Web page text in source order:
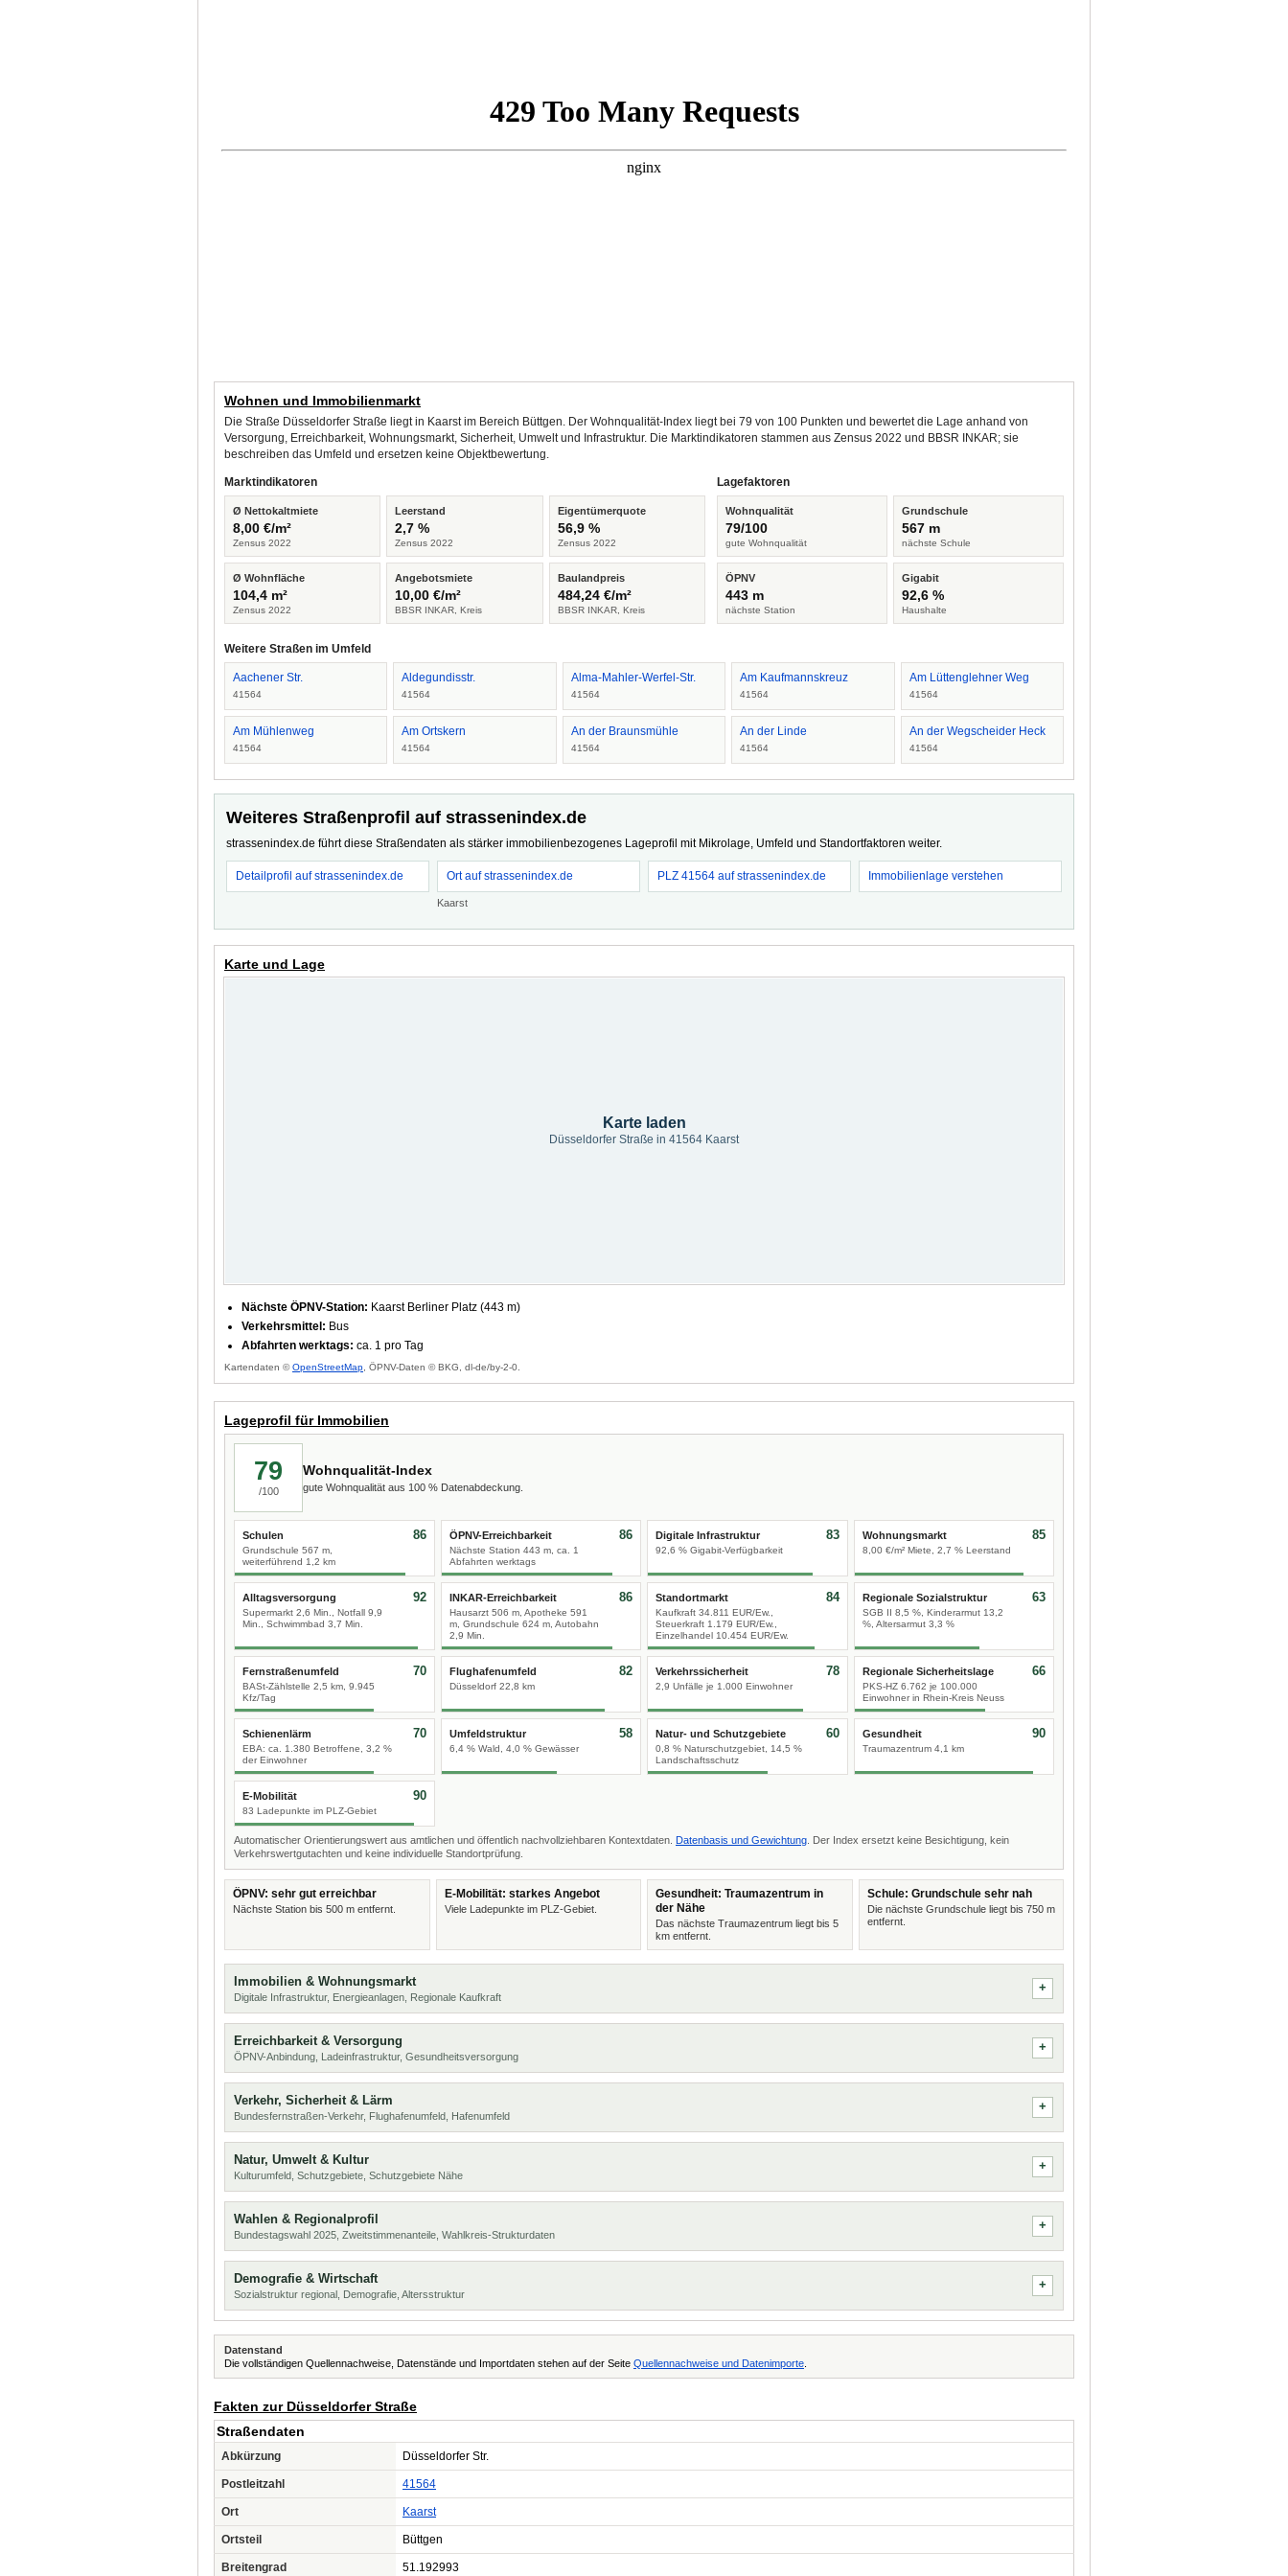
Wohnen und Immobilienmarkt
Die Straße Düsseldorfer Straße liegt in Kaarst im Bereich Büttgen. Der Wohnqualität-Index liegt bei 79 von 100 Punkten und bewertet die Lage anhand von
Versorgung, Erreichbarkeit, Wohnungsmarkt, Sicherheit, Umwelt und Infrastruktur. Die Marktindikatoren stammen aus Zensus 2022 und BBSR INKAR; sie
beschreiben das Umfeld und ersetzen keine Objektbewertung.
Marktindikatoren
Ø Nettokaltmiete
8,00 €/m²
Zensus 2022
Leerstand
2,7 %
Zensus 2022
Eigentümerquote
56,9 %
Zensus 2022
Ø Wohnfläche
104,4 m²
Zensus 2022
Angebotsmiete
10,00 €/m²
BBSR INKAR, Kreis
Baulandpreis
484,24 €/m²
BBSR INKAR, Kreis
Lagefaktoren
Wohnqualität
79/100
gute Wohnqualität
Grundschule
567 m
nächste Schule
ÖPNV
443 m
nächste Station
Gigabit
92,6 %
Haushalte
Weitere Straßen im Umfeld
Aachener Str.
41564
Aldegundisstr.
41564
Alma-Mahler-Werfel-Str.
41564
Am Kaufmannskreuz
41564
Am Lüttenglehner Weg
41564
Am Mühlenweg
41564
Am Ortskern
41564
An der Braunsmühle
41564
An der Linde
41564
An der Wegscheider Heck
41564
Weiteres Straßenprofil auf strassenindex.de
strassenindex.de führt diese Straßendaten als stärker immobilienbezogenes Lageprofil mit Mikrolage, Umfeld und Standortfaktoren weiter.
Detailprofil auf strassenindex.de Ort auf strassenindex.de
Kaarst
PLZ 41564 auf strassenindex.de Immobilienlage verstehen
Karte und Lage
Karte laden
Düsseldorfer Straße in 41564 Kaarst
Nächste ÖPNV-Station: Kaarst Berliner Platz (443 m)
Verkehrsmittel: Bus
Abfahrten werktags: ca. 1 pro Tag
Kartendaten ©OpenStreetMap , ÖPNV-Daten © BKG, dl-de/by-2-0.
Lageprofil für Immobilien
79
/100
Wohnqualität-Index
gute Wohnqualität aus 100 % Datenabdeckung.
Schulen
Grundschule 567 m,
weiterführend 1,2 km
86 ÖPNV-Erreichbarkeit
Nächste Station 443 m, ca. 1
Abfahrten werktags
86 Digitale Infrastruktur
92,6 % Gigabit-Verfügbarkeit
83 Wohnungsmarkt
8,00 €/m² Miete, 2,7 % Leerstand
85
Alltagsversorgung
Supermarkt 2,6 Min., Notfall 9,9
Min., Schwimmbad 3,7 Min.
92 INKAR-Erreichbarkeit
Hausarzt 506 m, Apotheke 591
m, Grundschule 624 m, Autobahn
2,9 Min.
86 Standortmarkt
Kaufkraft 34.811 EUR/Ew.,
Steuerkraft 1.179 EUR/Ew.,
Einzelhandel 10.454 EUR/Ew.
84 Regionale Sozialstruktur
SGB II 8,5 %, Kinderarmut 13,2
%, Altersarmut 3,3 %
63
Fernstraßenumfeld
BASt-Zählstelle 2,5 km, 9.945
Kfz/Tag
70 Flughafenumfeld
Düsseldorf 22,8 km
82 Verkehrssicherheit
2,9 Unfälle je 1.000 Einwohner
78 Regionale Sicherheitslage
PKS-HZ 6.762 je 100.000
Einwohner in Rhein-Kreis Neuss
66
Schienenlärm
EBA: ca. 1.380 Betroffene, 3,2 %
der Einwohner
70 Umfeldstruktur
6,4 % Wald, 4,0 % Gewässer
58 Natur- und Schutzgebiete
0,8 % Naturschutzgebiet, 14,5 %
Landschaftsschutz
60 Gesundheit
Traumazentrum 4,1 km
90
E-Mobilität
83 Ladepunkte im PLZ-Gebiet
90
Automatischer Orientierungswert aus amtlichen und öffentlich nachvollziehbaren Kontextdaten. Datenbasis und Gewichtung . Der Index ersetzt keine Besichtigung, kein
Verkehrswertgutachten und keine individuelle Standortprüfung.
ÖPNV: sehr gut erreichbar
Nächste Station bis 500 m entfernt.
E-Mobilität: starkes Angebot
Viele Ladepunkte im PLZ-Gebiet.
Gesundheit: Traumazentrum in
der Nähe
Das nächste Traumazentrum liegt bis 5
km entfernt.
Schule: Grundschule sehr nah
Die nächste Grundschule liegt bis 750 m
entfernt.
Immobilien & Wohnungsmarkt
Digitale Infrastruktur, Energieanlagen, Regionale Kaufkraft
Erreichbarkeit & Versorgung
ÖPNV-Anbindung, Ladeinfrastruktur, Gesundheitsversorgung
Verkehr, Sicherheit & Lärm
Bundesfernstraßen-Verkehr, Flughafenumfeld, Hafenumfeld
Natur, Umwelt & Kultur
Kulturumfeld, Schutzgebiete, Schutzgebiete Nähe
Wahlen & Regionalprofil
Bundestagswahl 2025, Zweitstimmenanteile, Wahlkreis-Strukturdaten
Demografie & Wirtschaft
Sozialstruktur regional, Demografie, Altersstruktur
Datenstand
Die vollständigen Quellennachweise, Datenstände und Importdaten stehen auf der Seite Quellennachweise und Datenimporte
Fakten zur Düsseldorfer Straße
Straßendaten
Abkürzung Düsseldorfer Str.
Postleitzahl 41564
Ort Kaarst
Ortsteil Büttgen
Breitengrad 51.192993